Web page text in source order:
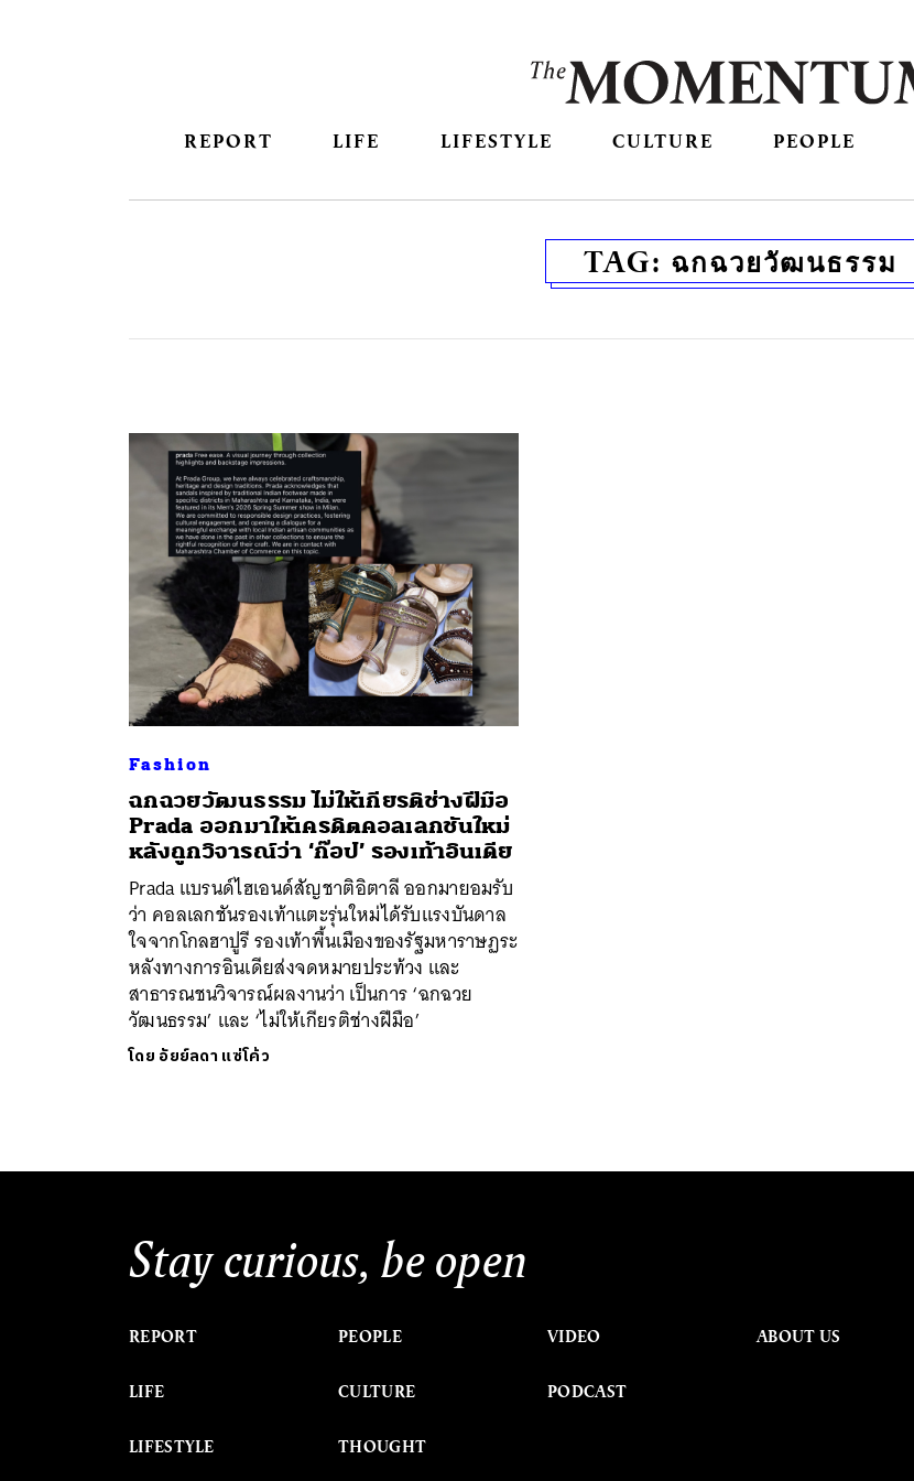
REPORT LIFE LIFESTYLE CULTURE PEOPLE
TAG: ฉกฉวยวัฒนธรรม
Fashion
ฉกฉวยวัฒนธรรม ไม่ให้เกียรติช่างฝีมือ
Prada ออกมาให้เครดิตคอลเลกชันใหม่
หลังถูกวิจารณ์ว่า ‘ก๊อป’ รองเท้าอินเดีย
Prada แบรนด์ไฮเอนด์สัญชาติอิตาลี ออกมายอมรับ
ว่า คอลเลกชันรองเท้าแตะรุ่นใหม่ได้รับแรงบันดาล
ใจจากโกลฮาปูรี รองเท้าพื้นเมืองของรัฐมหาราษฏระ
หลังทางการอินเดียส่งจดหมายประท้วง และ
สาธารณชนวิจารณ์ผลงานว่า เป็นการ ‘ฉกฉวย
วัฒนธรรม’ และ ‘ไม่ให้เกียรติช่างฝีมือ’
โดย อัยย์ลดา แซ่โค้ว
Stay curious, be open
REPORT
LIFE
LIFESTYLE
PEOPLE
CULTURE
THOUGHT
VIDEO
PODCAST
ABOUT US
ค้นหา